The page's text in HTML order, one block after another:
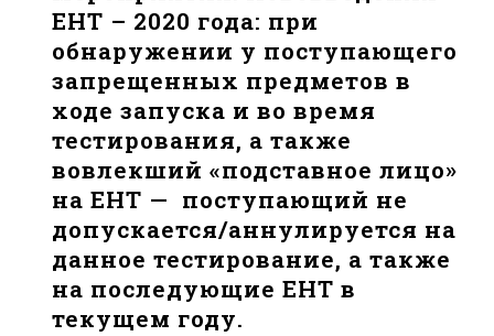
ЕНТ – 2020 года: при
обнаружении у поступающего
запрещенных предметов в
ходе запуска и во время
тестирования, а также
вовлекший «подставное лицо»
на ЕНТ — поступающий не
допускается/аннулируется на
данное тестирование, а также
на последующие ЕНТ в
текущем году.